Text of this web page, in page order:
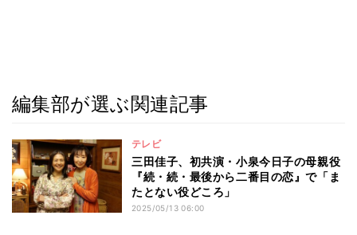
編集部が選ぶ関連記事
テレビ
三田佳子、初共演・小泉今日子の母親役
『続・続・最後から二番目の恋』で「ま
たとない役どころ」
2025/05/13 06:00